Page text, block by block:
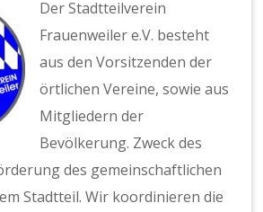
Der Stadtteilverein
Frauenweiler e.V. besteht
aus den Vorsitzenden der
örtlichen Vereine, sowie aus
Mitgliedern der
Bevölkerung. Zweck des
des gemeinschaftlichen
Stadtteil. Wir koordinieren die